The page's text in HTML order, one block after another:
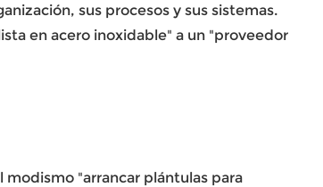
sus procesos y sus sistemas.
en acero inoxidable" a un "proveedor
modismo "arrancar plántulas para